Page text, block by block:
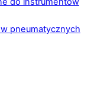
pneumatycznych